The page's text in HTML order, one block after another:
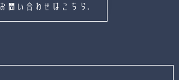
お問い合わせはこちら.